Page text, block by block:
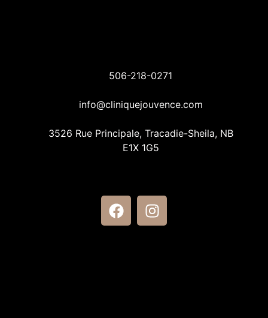
506-218-0271
info@cliniquejouvence.com
3526 Rue Principale, Tracadie-Sheila, NB
E1X 1G5